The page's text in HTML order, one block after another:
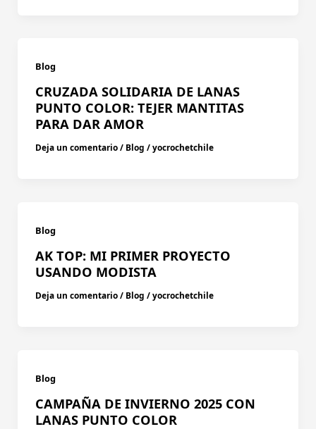
Blog
CRUZADA SOLIDARIA DE LANAS
PUNTO COLOR: TEJER MANTITAS
PARA DAR AMOR
Deja un comentario/ Blog /yocrochetchile
Blog
AK TOP: MI PRIMER PROYECTO
USANDO MODISTA
Deja un comentario/ Blog /yocrochetchile
Blog
CAMPAÑA DE INVIERNO 2025 CON
LANAS PUNTO COLOR